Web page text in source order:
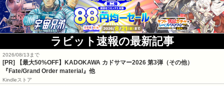
ラビット速報の最新記事
2026/08/13まで
[PR]
【最大50%OFF】KADOKAWA カドサマー2026 第3弾（その他）
『Fate/Grand Order material』他
Kindleストア